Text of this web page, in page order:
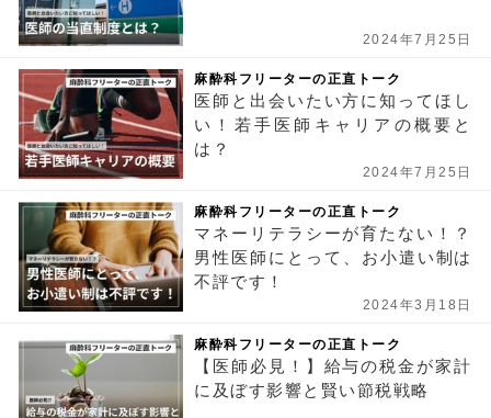
2024年7月25日
麻酔科フリーターの正直トーク
医師と出会いたい方に知ってほし
い！若手医師キャリアの概要と
は？
2024年7月25日
麻酔科フリーターの正直トーク
マネーリテラシーが育たない！？
男性医師にとって、お小遣い制は
不評です！
2024年3月18日
麻酔科フリーターの正直トーク
【医師必見！】給与の税金が家計
に及ぼす影響と賢い節税戦略